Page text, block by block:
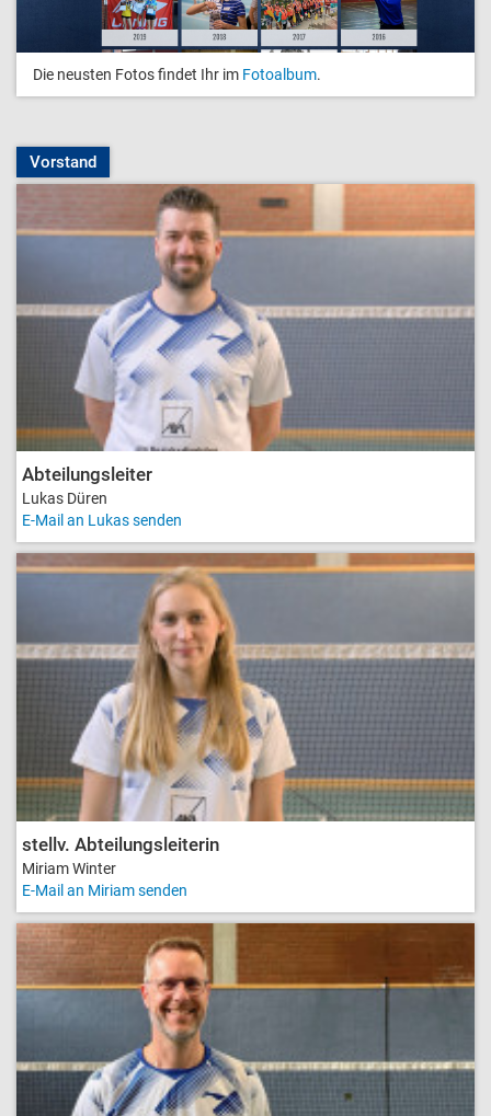
Die neusten Fotos findet Ihr im Fotoalbum.
Vorstand
Abteilungsleiter
Lukas Düren
E-Mail an Lukas senden
stellv. Abteilungsleiterin
Miriam Winter
E-Mail an Miriam senden